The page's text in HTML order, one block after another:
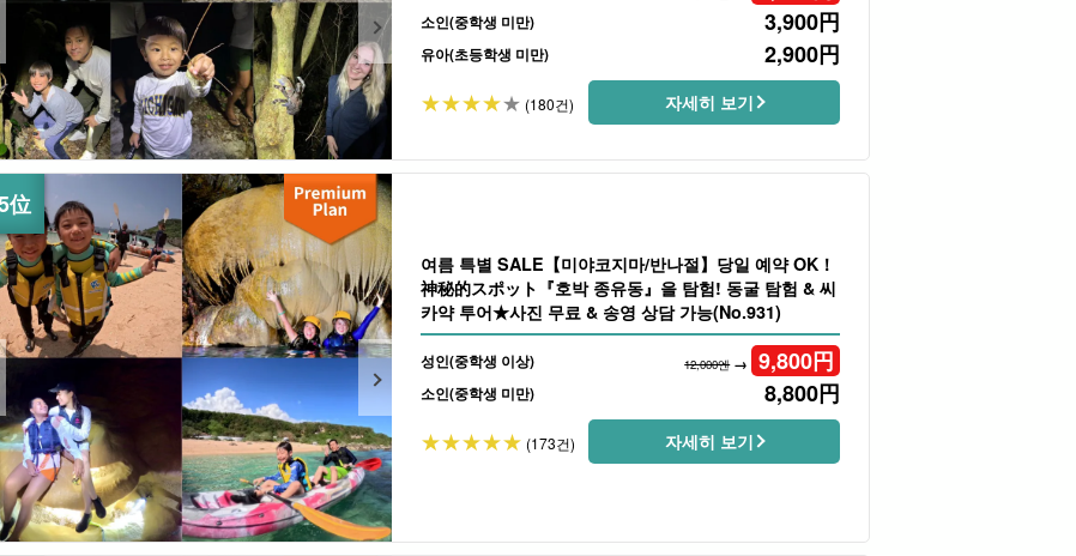
소인(중학생 미만) 3,900円
유아(초등학생 미만) 2,900円
(180건) 자세히 보기
여름 특별 SALE【미야코지마/반나절】당일 예약 OK！
神秘的スポット『호박 종유동』을 탐험! 동굴 탐험 & 씨
카약 투어★사진 무료 & 송영 상담 가능(No.931)
성인(중학생 이상) 12,000엔→ 9,800円
소인(중학생 미만) 8,800円
(173건) 자세히 보기